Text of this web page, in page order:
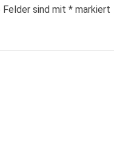
sind mit *markiert